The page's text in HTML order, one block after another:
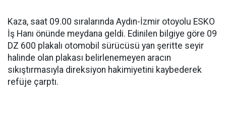
Kaza, saat 09.00 sıralarında Aydın-İzmir otoyolu ESKO
İş Hanı önünde meydana geldi. Edinilen bilgiye göre 09
DZ 600 plakalı otomobil sürücüsü yan şeritte seyir
halinde olan plakası belirlenemeyen aracın
sıkıştırmasıyla direksiyon hakimiyetini kaybederek
refüje çarptı.